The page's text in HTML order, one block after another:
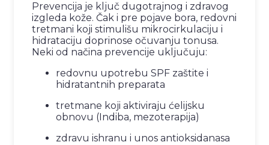
Prevencija je ključ dugotrajnog i zdravog
izgleda kože. Čak i pre pojave bora, redovni
tretmani koji stimulišu mikrocirkulaciju i
hidrataciju doprinose očuvanju tonusa.
Neki od načina prevencije uključuju:
redovnu upotrebu SPF zaštite i
hidratantnih preparata
tretmane koji aktiviraju ćelijsku
obnovu (Indiba, mezoterapija)
zdravu ishranu i unos antioksidanasa